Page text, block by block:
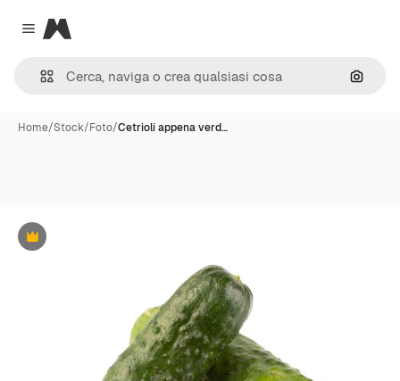
Close menu
Magnific
Cerca
Home/Stock/Foto/Cetrioli appena verd…
Premium